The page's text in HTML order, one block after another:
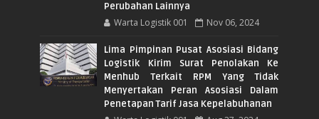
Perubahan Lainnya
Warta Logistik 001 Nov 06, 2024
Lima Pimpinan Pusat Asosiasi Bidang
Logistik Kirim Surat Penolakan Ke
Menhub Terkait RPM Yang Tidak
Menyertakan Peran Asosiasi Dalam
Penetapan Tarif Jasa Kepelabuhanan